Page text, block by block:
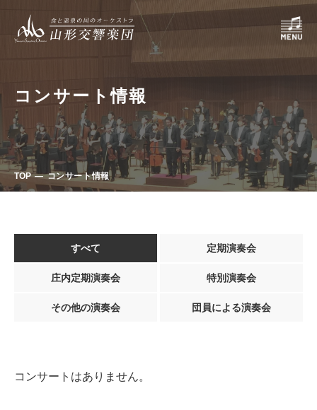
コンサート情報
TOP コンサート情報
すべて 定期演奏会
庄内定期演奏会 特別演奏会
その他の演奏会 団員による演奏会
コンサートはありません。